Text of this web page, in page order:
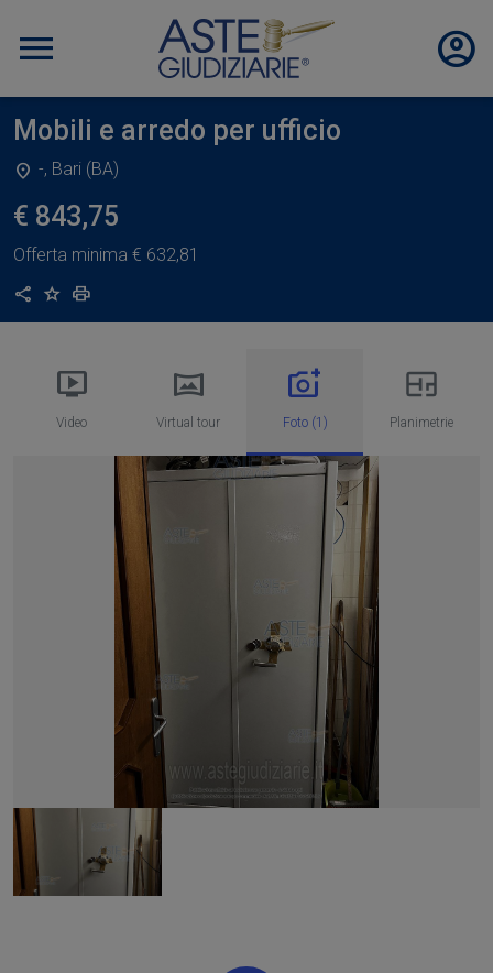
Mobili e arredo per ufficio
-, Bari (BA)
€ 843,75
Offerta minima € 632,81
CondividiAggiungi ai preferiti
Stampa
Video Virtual tour Foto (1) Planimetrie